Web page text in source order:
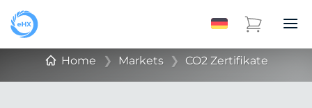
Home ❯ Markets ❯ CO2 Zertifikate